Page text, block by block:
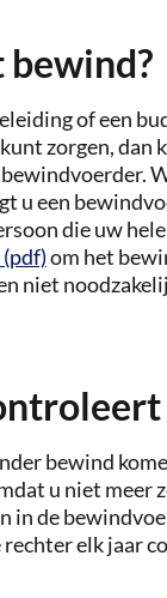
of een
zorgen, dan
u een
die uw
om het
niet
bewind
u niet meer
in de
elk jaar